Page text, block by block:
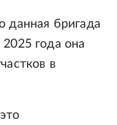
данная бригада
года она
в